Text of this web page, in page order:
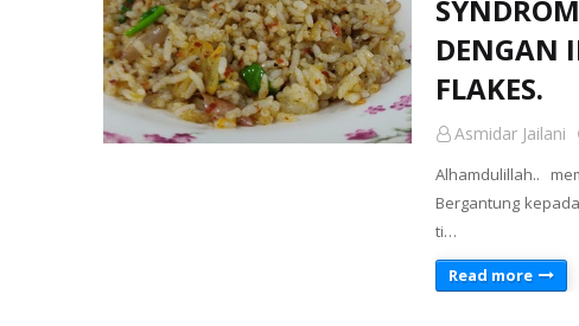
DENGAN
FLAKES.
Asmidar Jailani
Alhamdulillah..
Bergantung
ti…
Read more